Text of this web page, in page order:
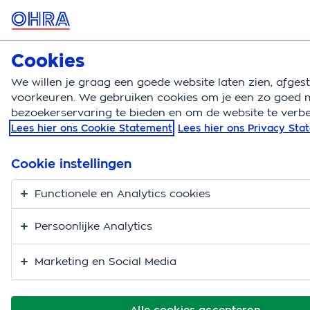
MENU
Zorgverzekering
Zorgverzekering Budgetassistent Hoe help ik
Hoe help ik een ander
Cookies
We willen je graag een goede website laten zien,
voorkeuren. We gebruiken cookies om je een zo goed
bezoekerservaring te bieden en om de website te
Lees hier ons Cookie Statement Lees hier ons Privacy
Cookie instellingen
Functionele en Analytics cookies
Persoonlijke Analytics
Marketing en Social Media